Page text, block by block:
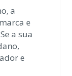
a
e
a sua
e